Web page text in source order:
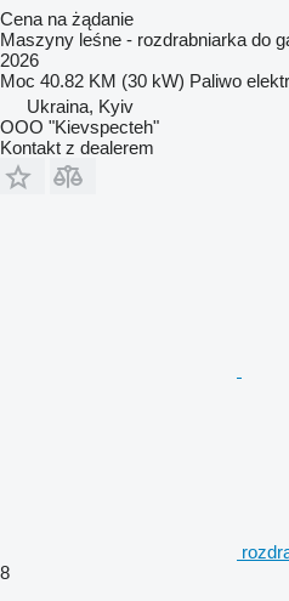
Cena na żądanie
Maszyny leśne - rozdrabniarka do
2026
Moc 40.82 KM (30 kW) Paliwo
Ukraina, Kyiv
OOO "Kievspecteh"
Kontakt z dealerem
8